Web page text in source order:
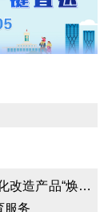
改造产品“焕新
服务